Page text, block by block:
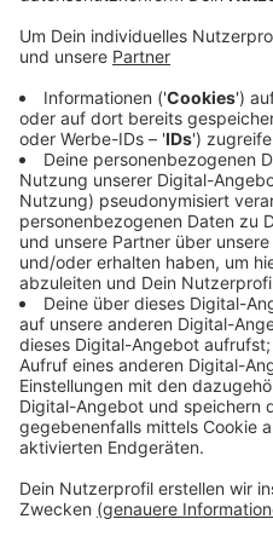
Anzeige
Auf einer Länge von rund
oberen Asphaltschichten
muss die K4 für den
Umleitung nach Schaag
Straße, Happelter Straße
dauern rund zwei Wochen.
Witterung verzögern, heißt
insgesamt bei rund 330.000
Anzeige